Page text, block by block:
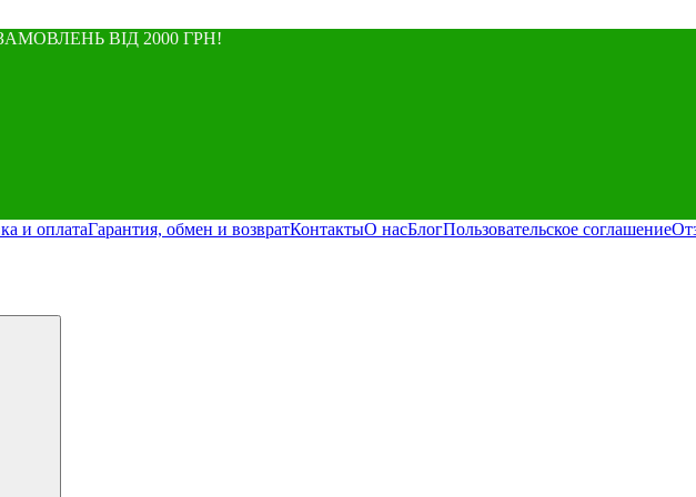
ВІД 2000 ГРН!
и оплатаГарантия, обмен и возвратКонтактыО насБлогПользовательское соглашение